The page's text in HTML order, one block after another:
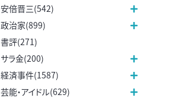
安倍晋三(542)
政治家(899)
書評(271)
サラ金(200)
経済事件(1587)
芸能・アイドル(629)